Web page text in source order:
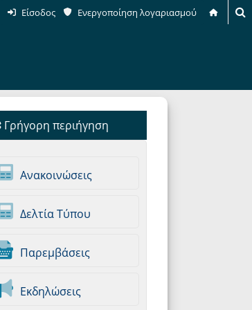
Είσοδος Ενεργοποίηση λογαριασμού
Γρήγορη περιήγηση
Ανακοινώσεις
Δελτία Τύπου
Παρεμβάσεις
Εκδηλώσεις